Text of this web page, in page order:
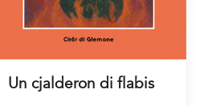
Un cjalderon di flabis